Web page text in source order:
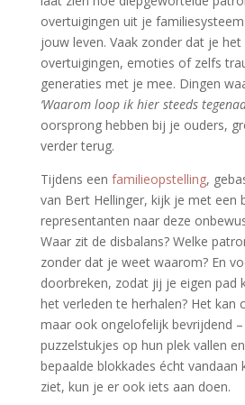
overtuigingen uit je
jouw leven. Vaak zonder dat je
overtuigingen, emoties of zelfs
generaties met je mee. Dingen
‘Waarom loop ik hier steeds
oorsprong hebben bij je ouders,
verder terug.
Tijdens een familieopstelling,
van Bert Hellinger, kijk je met een
representanten naar deze
Waar zit de disbalans? Welke
zonder dat je weet waarom? En
doorbreken, zodat jij je eigen pad
het verleden te herhalen? Het kan
maar ook ongelofelijk bevrijdend
puzzelstukjes op hun plek vallen
bepaalde blokkades écht vandaan
ziet, kun je er ook iets aan doen.